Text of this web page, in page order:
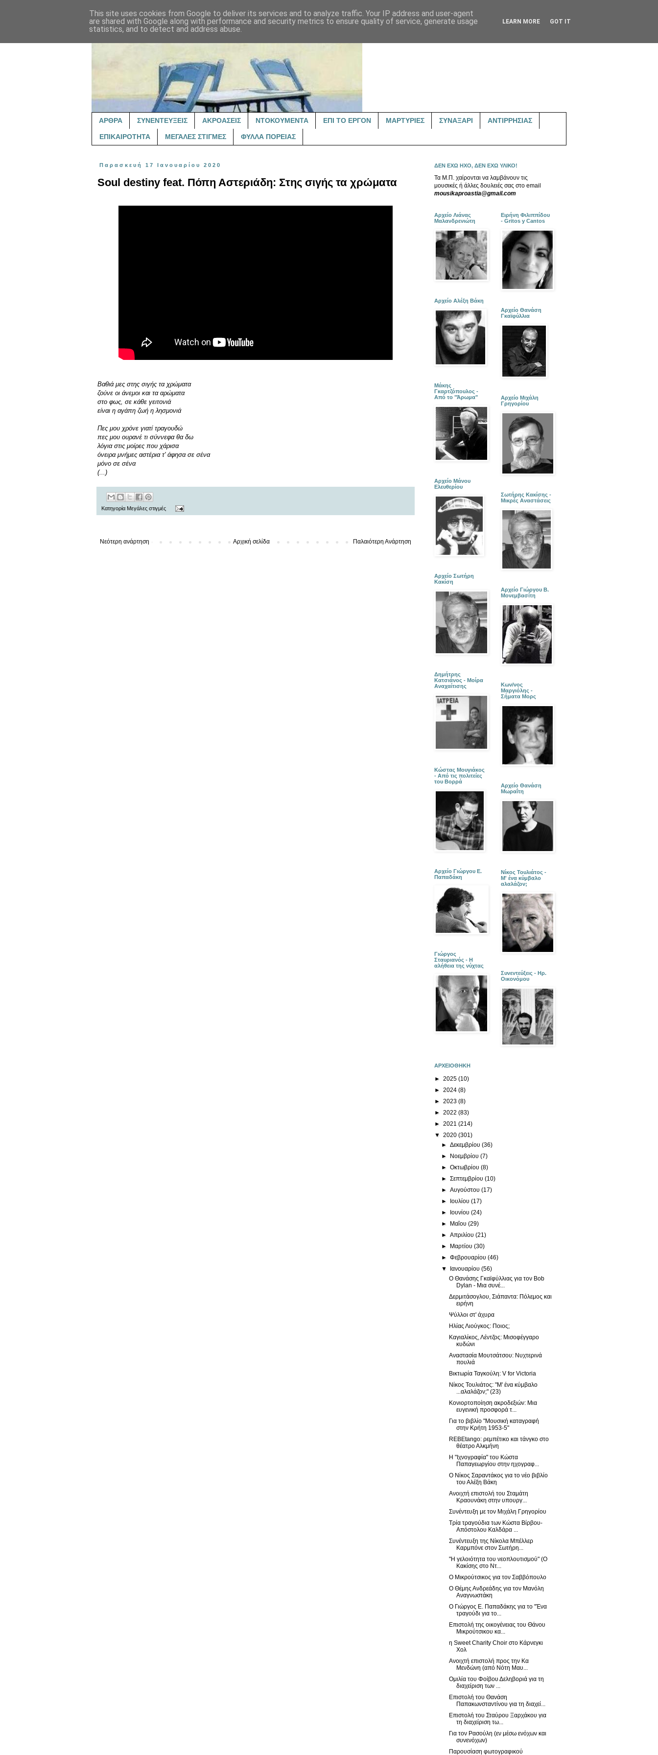
ΑΡΘΡΑ ΣΥΝΕΝΤΕΥΞΕΙΣ ΑΚΡΟΑΣΕΙΣ ΝΤΟΚΟΥΜΕΝΤΑ ΕΠΙ ΤΟ ΕΡΓΟΝ ΜΑΡΤΥΡΙΕΣ ΣΥΝΑΞΑΡΙ ΑΝΤΙΡΡΗΣΙΑΣ
ΕΠΙΚΑΙΡΟΤΗΤΑ ΜΕΓΑΛΕΣ ΣΤΙΓΜΕΣ ΦΥΛΛΑ ΠΟΡΕΙΑΣ
Παρασκευή 17 Ιανουαρίου 2020
Soul destiny feat. Πόπη Αστεριάδη: Στης σιγής τα χρώματα
Βαθιά μες στης σιγής τα χρώματα
ζούνε οι άνεμοι και τα αρώματα
στο φως, σε κάθε γειτονιά
είναι η αγάπη ζωή η λησμονιά
Πες μου χρόνε γιατί τραγουδώ
πες μου ουρανέ τι σύννεφα θα δω
λόγια στις μοίρες που χάρισα
όνειρα μνήμες αστέρια τ' άφησα σε σένα
μόνο σε σένα
(...)
Κατηγορία Μεγάλες στιγμές
Νεότερη ανάρτηση Παλαιότερη Ανάρτηση
Αρχική σελίδα
ΔΕΝ ΕΧΩ ΗΧΟ, ΔΕΝ ΕΧΩ ΥΛΙΚΟ!
Τα Μ.Π. χαίρονται να λαμβάνουν τις
μουσικές ή άλλες δουλειές σας στο email
mousikaproastia@gmail.com
Αρχείο Λιάνας
Μαλανδρενιώτη
Αρχείο Αλέξη Βάκη
Μάκης
Γκαρτζόπουλος -
Από το "Άρωμα"
Αρχείο Μάνου
Ελευθερίου
Αρχείο Σωτήρη
Κακίση
Δημήτρης
Κατσιάνος - Μοίρα
Αναχαίτισης
Κώστας Μουγιάκος
- Από τις πολιτείες
του Βορρά
Αρχείο Γιώργου Ε.
Παπαδάκη
Γιώργος
Σταυριανός - Η
αλήθεια της νύχτας
Ειρήνη Φιλιππίδου
- Gritos y Cantos
Αρχείο Θανάση
Γκαϊφύλλια
Αρχείο Μιχάλη
Γρηγορίου
Σωτήρης Κακίσης -
Μικρές Αναστάσεις
Αρχείο Γιώργου Β.
Μονεμβασίτη
Κων/νος
Μαργιόλης -
Σήματα Μορς
Αρχείο Θανάση
Μωραΐτη
Νίκος Τουλιάτος -
Μ' ένα κύμβαλο
αλαλάζον;
Συνεντεύξεις - Ηρ.
Οικονόμου
ΑΡΧΕΙΟΘΗΚΗ
► 2025 (10)
► 2024 (8)
► 2023 (8)
► 2022 (83)
► 2021 (214)
▼ 2020 (301)
►Δεκεμβρίου(36)
► Νοεμβρίου(7)
►Οκτωβρίου(8)
►Σεπτεμβρίου(10)
►Αυγούστου(17)
► Ιουλίου(17)
► Ιουνίου(24)
► Μαΐου(29)
►Απριλίου(21)
► Μαρτίου(30)
►Φεβρουαρίου(46)
▼ Ιανουαρίου(56)
Ο Θανάσης Γκαϊφύλλιας για τον Bob
Dylan - Μια συνέ...
Δερμιτάσογλου, Σιάπαντα: Πόλεμος και
ειρήνη
Ψύλλοι στ' άχυρα
Ηλίας Λιούγκος: Ποιος;
Καγιαλίκος, Λέντζος: Μισοφέγγαρο
κυδώνι
Αναστασία Μουτσάτσου: Νυχτερινά
πουλιά
Βικτωρία Ταγκούλη: V for Victoria
Νίκος Τουλιάτος: "Μ' ένα κύμβαλο
...αλαλάζον;" (23)
Κονιορτοποίηση ακροδεξιών: Μια
ευγενική προσφορά τ...
Για το βιβλίο "Μουσική καταγραφή
στην Κρήτη 1953-5"
REBEtango: ρεμπέτικο και τάνγκο στο
θέατρο Αλκμήνη
Η "Ιχνογραφία" του Κώστα
Παπαγεωργίου στην ηχογραφ...
Ο Νίκος Σαραντάκος για το νέο βιβλίο
του Αλέξη Βάκη
Ανοιχτή επιστολή του Σταμάτη
Κραουνάκη στην υπουργ...
Συνέντευξη με τον Μιχάλη Γρηγορίου
Τρία τραγούδια των Κώστα Βίρβου-
Απόστολου Καλδάρα ...
Συνέντευξη της Νίκολα Μπέλλερ
Καρμπόνε στον Σωτήρη...
"Η γελοιότητα του νεοπλουτισμού" (Ο
Κακίσης στο Ντ...
Ο Μικρούτσικος για τον Σαββόπουλο
Ο Θέμης Ανδρεάδης για τον Μανόλη
Αναγνωστάκη
Ο Γιώργος Ε. Παπαδάκης για το "Ένα
τραγούδι για το...
Επιστολή της οικογένειας του Θάνου
Μικρούτσικου κα...
η Sweet Charity Choir στο Κάρνεγκι
Χολ
Ανοιχτή επιστολή προς την Κα
Μενδώνη (από Νότη Μαυ...
Ομιλία του Φοίβου Δεληβοριά για τη
διαχείριση των ...
Επιστολή του Θανάση
Παπακωνσταντίνου για τη διαχεί...
Επιστολή του Σταύρου Ξαρχάκου για
τη διαχείριση τω...
Για τον Ρασούλη (εν μέσω ενόχων και
συνενόχων)
Παρουσίαση φωτογραφικού
This site uses cookies from Google to deliver its services and to analyze traffic. Your IP address and user-agent
are shared with Google along with performance and security metrics to ensure quality of service, generate usage
statistics, and to detect and address abuse.
LEARN MORE GOT IT